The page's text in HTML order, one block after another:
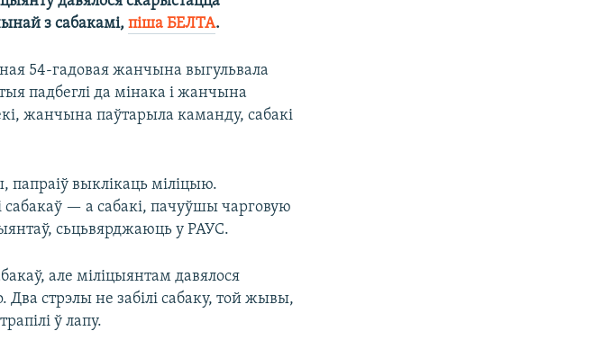
з сабакамі,піша БЕЛТА.
54-гадовая жанчына выгульвала
падбеглі да мінака і жанчына
жанчына паўтарыла каманду, сабакі
выклікаць міліцыю.
сабакаў — а сабакі, пачуўшы чарговую
сьцьвярджаюць у РАУС.
але міліцыянтам давялося
Два стрэлы не забілі сабаку, той жывы,
ў лапу.